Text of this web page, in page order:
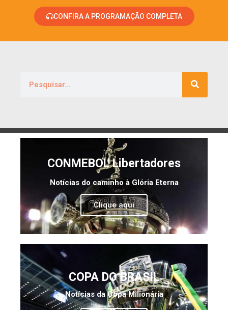
CONFIRA A PROGRAMAÇÃO COMPLETA
CONMEBOL Libertadores
Notícias do caminho à Glória Eterna
Clique aqui
COPA DO BRASIL
Notícias da Copa Milionária